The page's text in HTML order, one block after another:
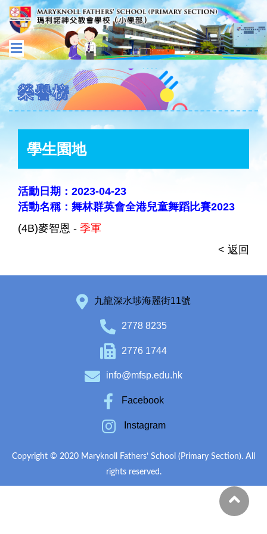
榮譽榜
學生園地
活動日期：2023-04-23
活動名稱：舞林群英會全港兒童舞蹈比賽2023
(4B)麥智恩 - 季軍
< 返回
九龍深水埗海麗街11號
2778 8235
2776 1744
info@mfsp.edu.hk
Facebook
Instagram
Copyright © 2020 Maryknoll Fathers’ School (Primary Section). All
rights reserved.